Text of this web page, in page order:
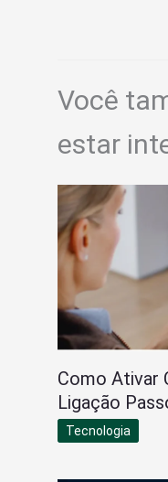
Você
estar
Como Ativar
Ligação
Tecnologia